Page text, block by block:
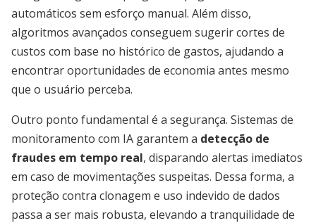
automáticos sem esforço manual. Além disso,
algoritmos avançados conseguem sugerir cortes de
custos com base no histórico de gastos, ajudando a
encontrar oportunidades de economia antes mesmo
que o usuário perceba.
Outro ponto fundamental é a segurança. Sistemas de
monitoramento com IA garantem a detecção de
fraudes em tempo real, disparando alertas imediatos
em caso de movimentações suspeitas. Dessa forma, a
proteção contra clonagem e uso indevido de dados
passa a ser mais robusta, elevando a tranquilidade de